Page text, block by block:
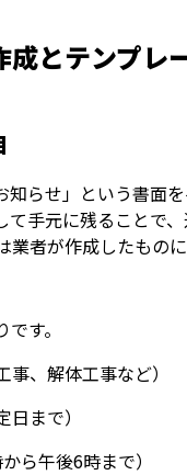
とテンプレ
らせ」という書面
手元に残ることで
者が作成したもの
す。
、解体工事など）
まで）
ら午後6時まで）